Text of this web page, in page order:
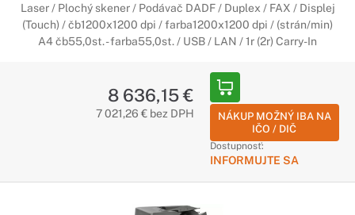
Laser / Plochý skener / Podávač DADF / Duplex / FAX / Displej
(Touch) / čb1200x1200 dpi / farba1200x1200 dpi / (strán/min)
A4 čb55,0st. - farba55,0st. / USB / LAN / 1r (2r) Carry-In
8 636,15 €
7 021,26 € bez DPH
NÁKUP MOŽNÝ IBA NA
IČO / DIČ
Dostupnosť:
INFORMUJTE SA